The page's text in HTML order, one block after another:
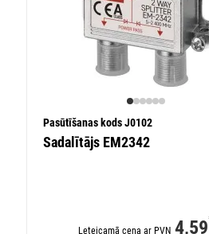
Pasūtīšanas kods J0102
Sadalītājs EM2342
Leteicamā cena ar PVN 4,59